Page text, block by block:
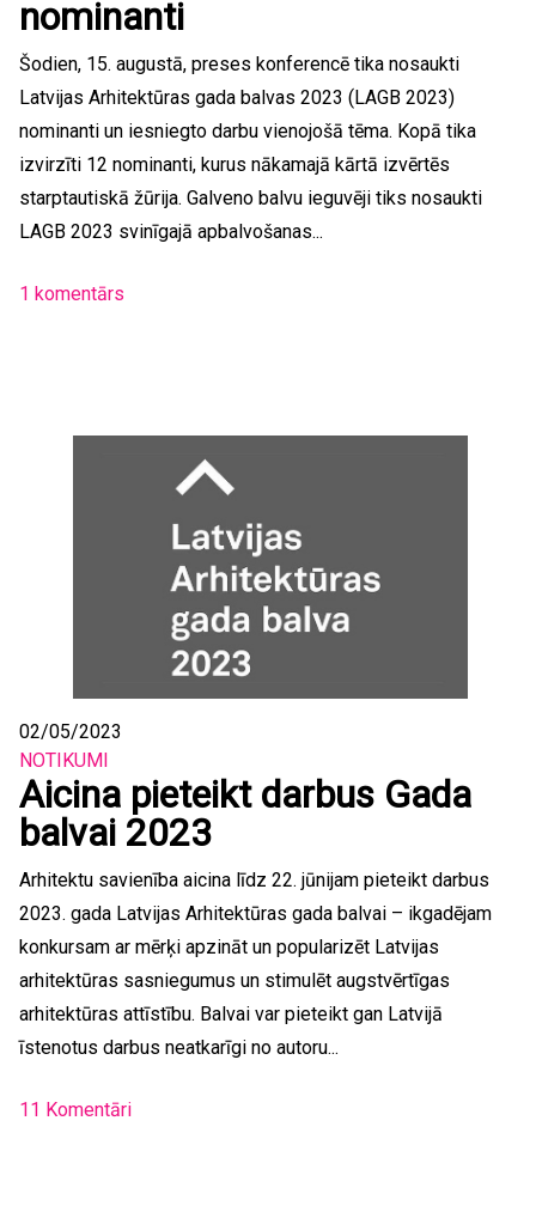
nominanti
Šodien, 15. augustā, preses konferencē tika nosaukti
Latvijas Arhitektūras gada balvas 2023 (LAGB 2023)
nominanti un iesniegto darbu vienojošā tēma. Kopā tika
izvirzīti 12 nominanti, kurus nākamajā kārtā izvērtēs
starptautiskā žūrija. Galveno balvu ieguvēji tiks nosaukti
LAGB 2023 svinīgajā apbalvošanas...
1 komentārs
02/05/2023
NOTIKUMI
Aicina pieteikt darbus Gada
balvai 2023
Arhitektu savienība aicina līdz 22. jūnijam pieteikt darbus
2023. gada Latvijas Arhitektūras gada balvai – ikgadējam
konkursam ar mērķi apzināt un popularizēt Latvijas
arhitektūras sasniegumus un stimulēt augstvērtīgas
arhitektūras attīstību. Balvai var pieteikt gan Latvijā
īstenotus darbus neatkarīgi no autoru...
11 Komentāri